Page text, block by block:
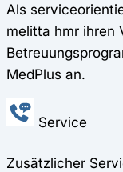
Als
melitta hmr ihren
MedPlus an.
Service
Zusätzlicher